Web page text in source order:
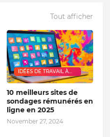
Tout afficher
IDÉES DE TRAVAIL À
DOMICILE
10 meilleurs sites de
sondages rémunérés en
ligne en 2025
November 27, 2024